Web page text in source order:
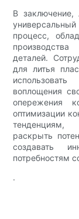
В
процесс,
деталей.
для литья
воплощения
опережения
оптимизации
тенденциям,
раскрыть
создавать
потребностям
.